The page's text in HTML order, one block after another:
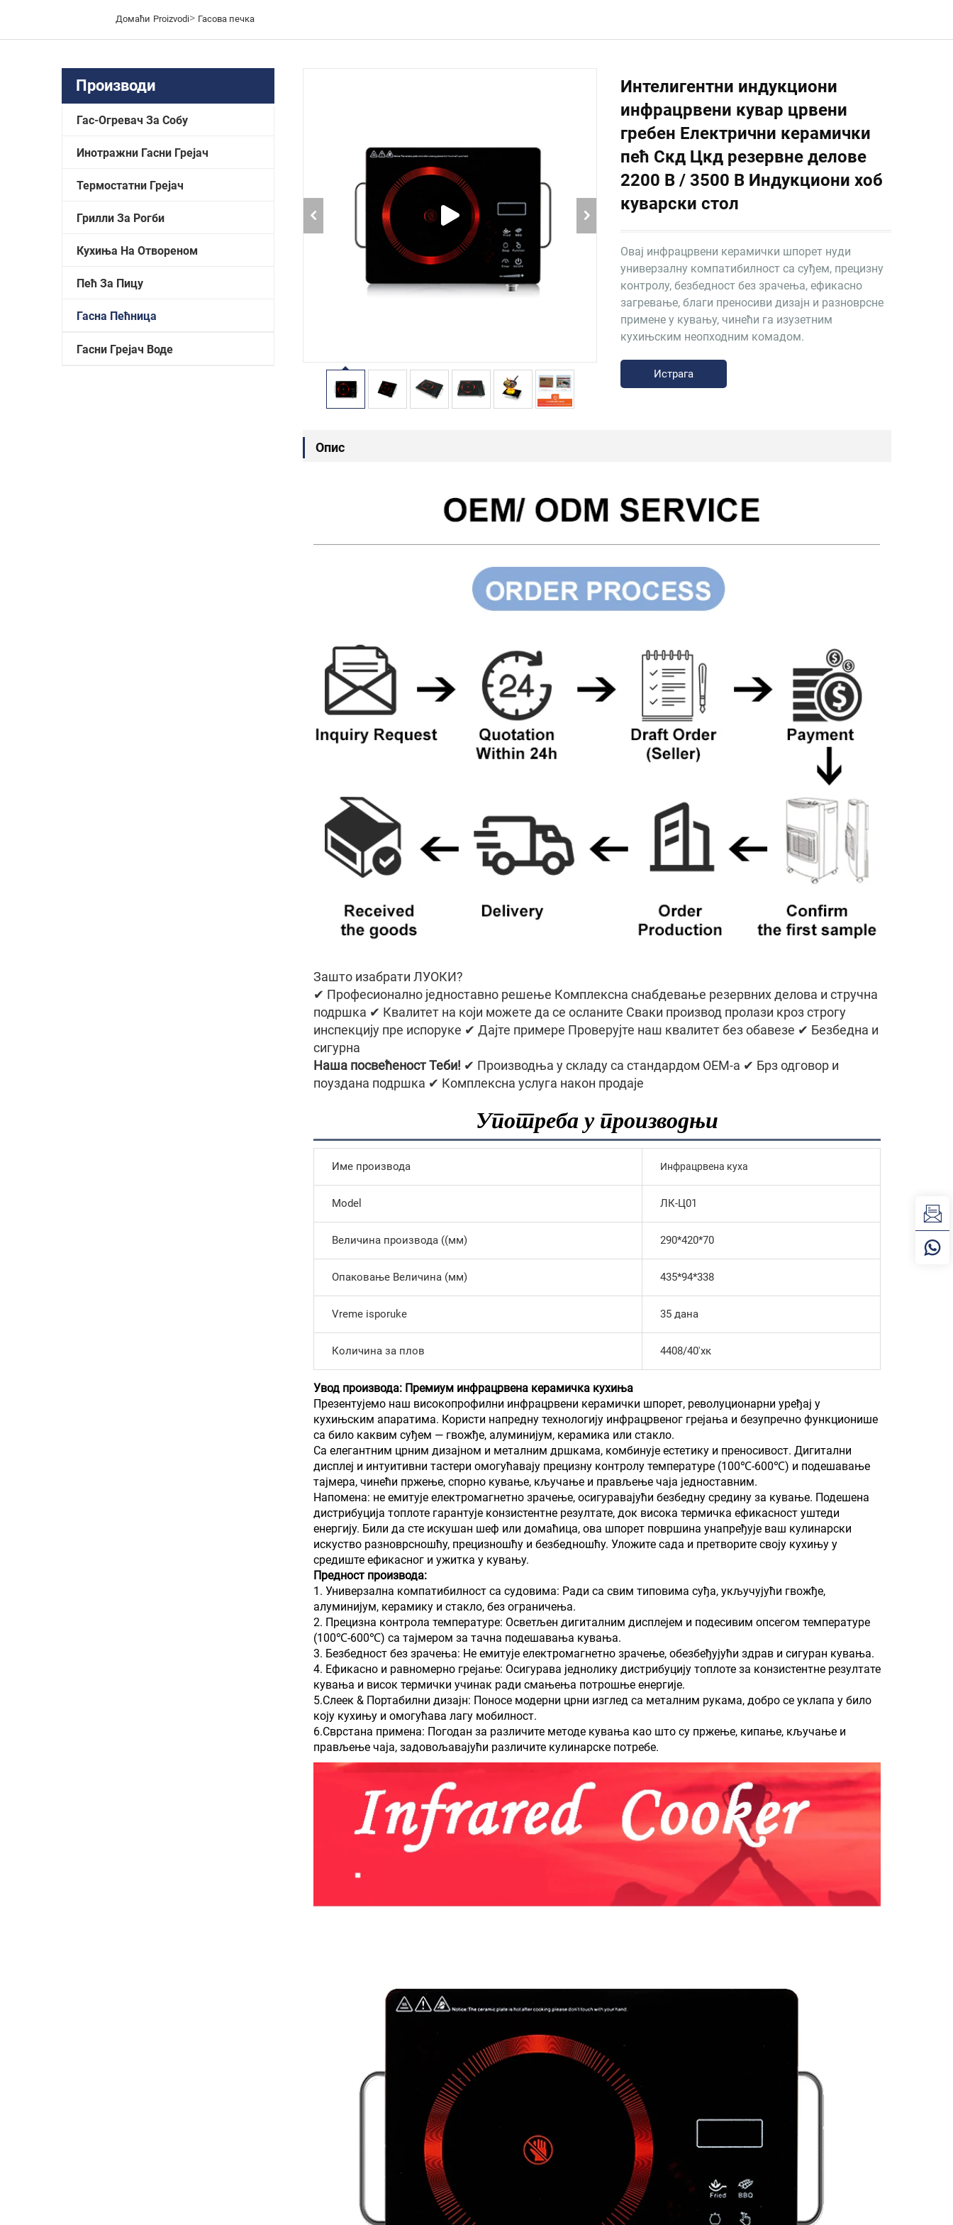
Домаћи Proizvodi> Гасова печка
Производи
Гас-Огревач За Собу
Инотражни Гасни Грејач
Термостатни Грејач
Грилли За Рогби
Кухиња На Отвореном
Пећ За Пицу
Гасна Пећница
Гасни Грејач Воде
Интелигентни индукциони
инфрацрвени кувар црвени
гребен Електрични керамички
пећ Скд Цкд резервне делове
2200 В / 3500 В Индукциони хоб
куварски стол
Овај инфрацрвени керамички шпорет нуди
универзалну компатибилност са суђем, прецизну
контролу, безбедност без зрачења, ефикасно
загревање, благи преносиви дизајн и разноврсне
примене у кувању, чинећи га изузетним
кухињским неопходним комадом.
Истрага
Опис
Зашто изабрати ЛУОКИ?
✔ Професионално једноставно решење Комплексна снабдевање резервних делова и стручна
подршка ✔ Квалитет на који можете да се осланите Сваки производ пролази кроз строгу
инспекцију пре испоруке ✔ Дајте примере Проверујте наш квалитет без обавезе ✔ Безбедна и
сигурна
Наша посвећеност Теби! ✔ Производња у складу са стандардом ОЕМ-а ✔ Брз одговор и
поуздана подршка ✔ Комплексна услуга након продаје
Употреба у производњи
Име производа Инфрацрвена куха
Model ЛК-Ц01
Величина производа ((мм) 290*420*70
Опаковање Величина (мм) 435*94*338
Vreme isporuke 35 дана
Количина за плов 4408/40'хк
Увод производа: Премиум инфрацрвена керамичка кухиња
Презентујемо наш високопрофилни инфрацрвени керамички шпорет, револуционарни уређај у
кухињским апаратима. Користи напредну технологију инфрацрвеног грејања и безупречно функционише
са било каквим суђем — гвожђе, алуминијум, керамика или стакло.
Са елегантним црним дизајном и металним дршкама, комбинује естетику и преносивост. Дигитални
дисплеј и интуитивни тастери омогућавају прецизну контролу температуре (100℃-600℃) и подешавање
тајмера, чинећи пржeње, спорно кување, кључање и прављење чаја једноставним.
Напомена: не емитује електромагнетно зрачење, осигуравајући безбедну средину за кување. Подешена
дистрибуција топлоте гарантује конзистентне резултате, док висока термичка ефикасност уштеди
енергију. Били да сте искушан шеф или домаћица, ова шпорет површина унапређује ваш кулинарски
искуство разноврсношћу, прецизношћу и безбедношћу. Уложите сада и претворите своју кухињу у
средиште ефикасног и ужитка у кувању.
Предност производа:
1. Универзална компатибилност са судовима: Ради са свим типовима суђа, укључујући гвожђе,
алуминијум, керамику и стакло, без ограничења.
2. Прецизна контрола температуре: Осветљен дигиталним дисплејем и подесивим опсегом температуре
(100℃-600℃) са тајмером за тачна подешавања кувања.
3. Безбедност без зрачења: Не емитује електромагнетно зрачење, обезбеђујући здрав и сигурaн кувања.
4. Ефикасно и равномерно грејање: Осигурава једнолику дистрибуцију топлоте за конзистентне резултате
кувања и висок термички учинак ради смањења потрошње енергије.
5.Слеек & Портабилни дизајн: Поносе модерни црни изглед са металним рукама, добро се уклапа у било
коју кухињу и омогућава лагу мобилност.
6.Сврстана примена: Погодан за различите методе кувања као што су пржење, кипање, кључање и
прављење чаја, задовољавајући различите кулинарске потребе.